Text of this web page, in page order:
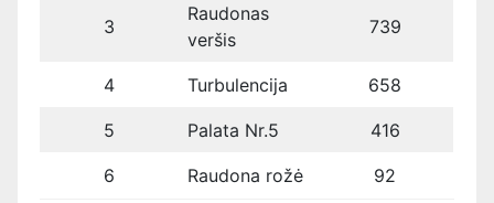
3
Raudonas
veršis
739
4 Turbulencija 658
5 Palata Nr.5 416
6 Raudona rožė 92